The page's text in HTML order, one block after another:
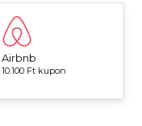
Airbnb
10.100 Ft kupon